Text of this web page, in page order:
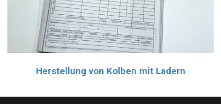
Herstellung von Kolben mit Ladern